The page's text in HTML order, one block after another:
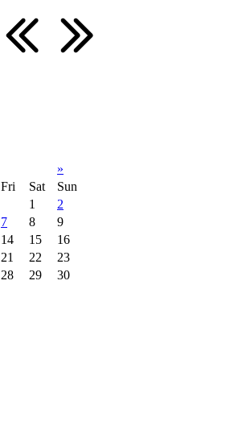
»
Fri Sat
Sun
1
2
7 8
9
14 15
16
21 22
23
28 29
30